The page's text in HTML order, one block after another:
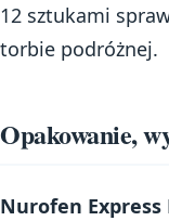
12 sztukami
torbie podróżnej.
Opakowanie,
Nurofen Express